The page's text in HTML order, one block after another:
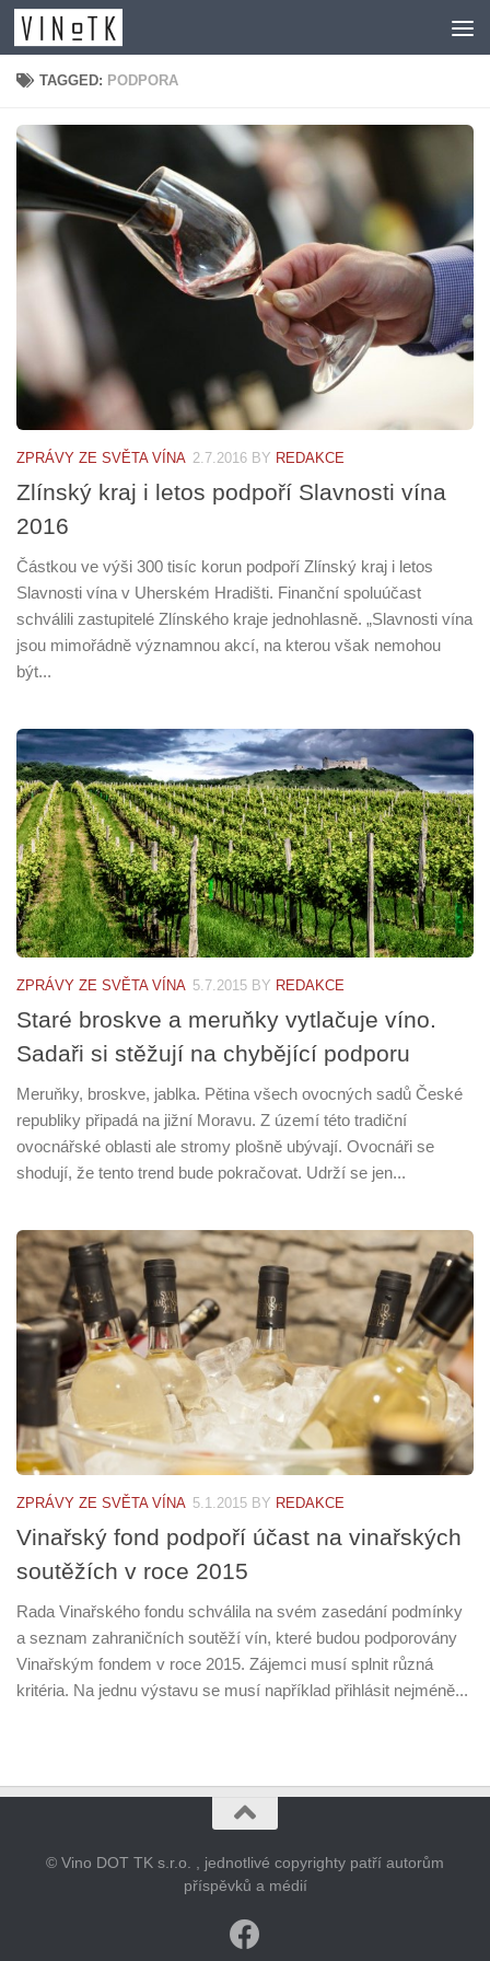
Skip to content
TAGGED: PODPORA
ZPRÁVY ZE SVĚTA VÍNA 2.7.2016 BY REDAKCE
Zlínský kraj i letos podpoří Slavnosti vína
2016
Částkou ve výši 300 tisíc korun podpoří Zlínský kraj i letos
Slavnosti vína v Uherském Hradišti. Finanční spoluúčast
schválili zastupitelé Zlínského kraje jednohlasně. „Slavnosti vína
jsou mimořádně významnou akcí, na kterou však nemohou
být...
ZPRÁVY ZE SVĚTA VÍNA 5.7.2015 BY REDAKCE
Staré broskve a meruňky vytlačuje víno.
Sadaři si stěžují na chybějící podporu
Meruňky, broskve, jablka. Pětina všech ovocných sadů České
republiky připadá na jižní Moravu. Z území této tradiční
ovocnářské oblasti ale stromy plošně ubývají. Ovocnáři se
shodují, že tento trend bude pokračovat. Udrží se jen...
ZPRÁVY ZE SVĚTA VÍNA 5.1.2015 BY REDAKCE
Vinařský fond podpoří účast na vinařských
soutěžích v roce 2015
Rada Vinařského fondu schválila na svém zasedání podmínky
a seznam zahraničních soutěží vín, které budou podporovány
Vinařským fondem v roce 2015. Zájemci musí splnit různá
kritéria. Na jednu výstavu se musí například přihlásit nejméně...
© Vino DOT TK s.r.o. , jednotlivé copyrighty patří autorům
příspěvků a médií